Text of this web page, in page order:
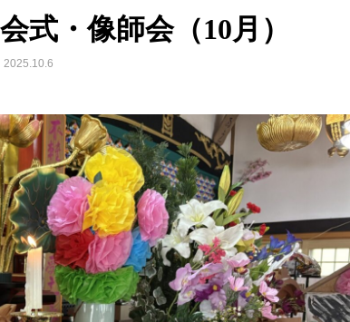
式・像師会（10月）
2025.10.6